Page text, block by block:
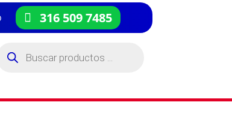
316 509 7485
productos